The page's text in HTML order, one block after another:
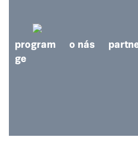
program o nás
ge